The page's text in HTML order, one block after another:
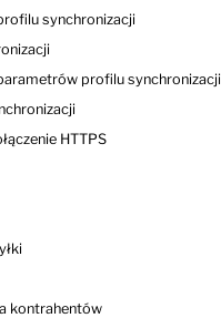
synchronizacji
profilu synchronizacji
HTTPS
kontrahentów